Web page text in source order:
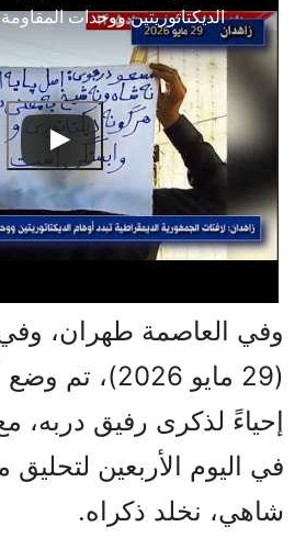
الديكتاتوريتین ووحدات
وفي العاصمة طهران،
(29 مايو 2026)،
إحياءً لذكرى رفيق دربه،
في اليوم الأربعين
شاهي، نخلد ذكراه.